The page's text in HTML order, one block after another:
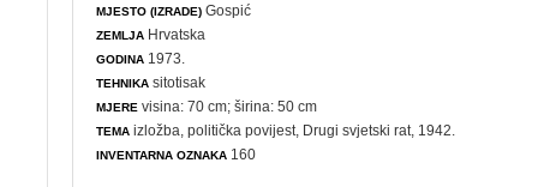
MJESTO (IZRADE) Gospić
ZEMLJA Hrvatska
GODINA 1973.
TEHNIKA sitotisak
MJERE visina: 70 cm; širina: 50 cm
TEMA izložba ,politička povijest Drugi svjetski rat , 1942.
INVENTARNA OZNAKA 160